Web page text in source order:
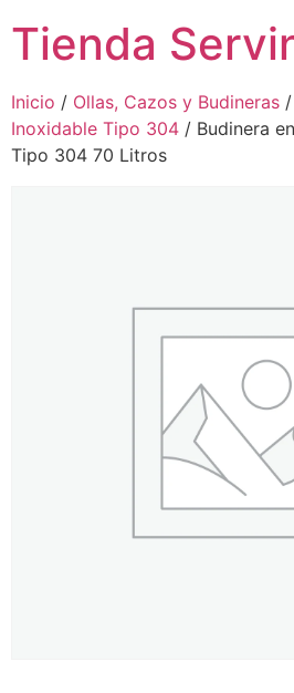
Tienda
Inicio / Ollas, Cazos y Budineras /
Inoxidable Tipo 304 / Budinera
Tipo 304 70 Litros